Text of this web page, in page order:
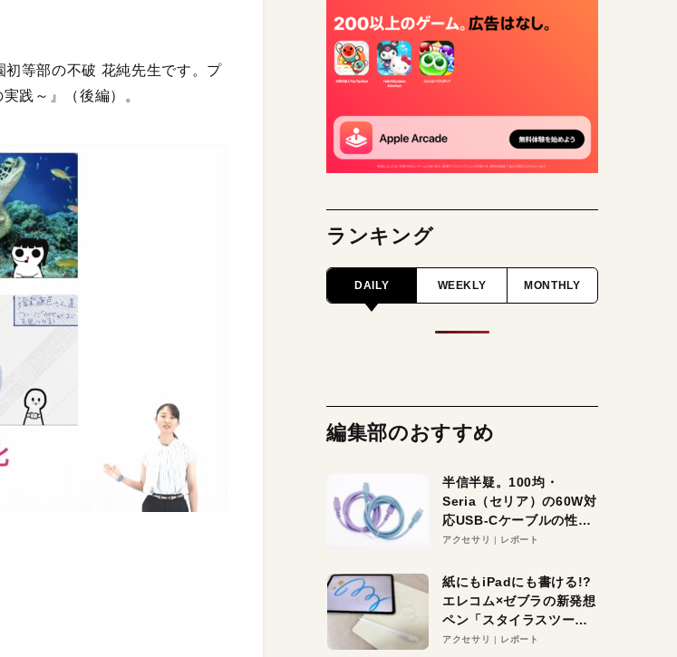
等部の不破 花純先生です。プ
践～』（後編）。
ランキング
DAILY WEEKLY MONTHLY
編集部のおすすめ
半信半疑。100均・
Seria（セリア）の60W対
応USB-Cケーブルの性能
を検証。超コスパの1本を
アクセサリ レポート
紙にもiPadにも書ける!?
エレコム×ゼブラの新発想
ペン「スタイラスツーウ
ェイ」レビュー。持ち替
アクセサリ レポート